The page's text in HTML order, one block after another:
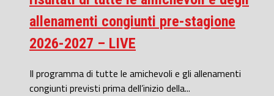
allenamenti congiunti pre-stagione
2026-2027 – LIVE
Il programma di tutte le amichevoli e gli allenamenti
congiunti previsti prima dell’inizio della...